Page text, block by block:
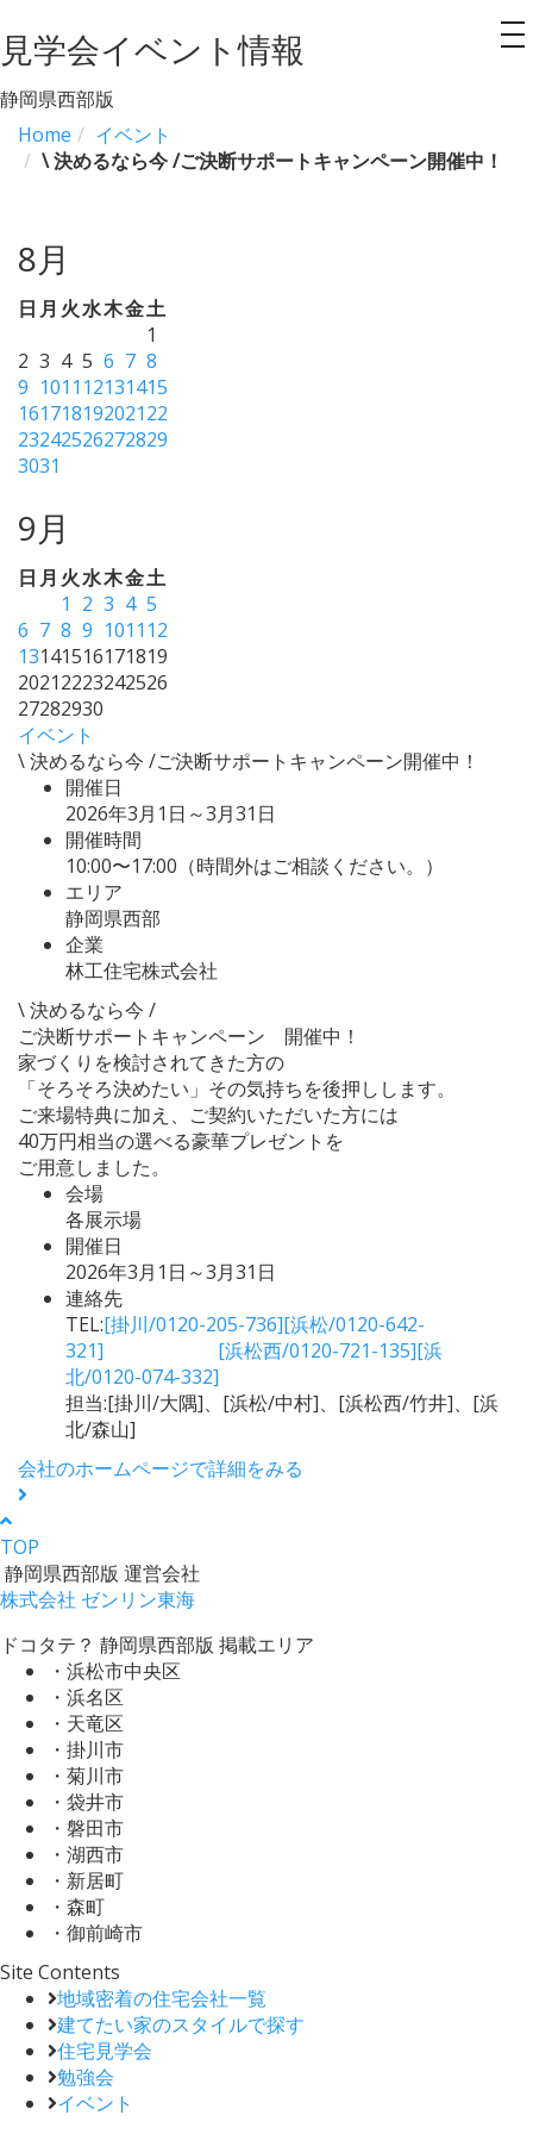
見学会イベント情報
静岡県西部版
Home
イベント
\ 決めるなら今 /ご決断サポートキャンペーン開催中！
8月
日 月 火水木金土
1
2 3 4 5 6 7 8
9 1011 12131415
16171819202122
23242526272829
3031
9月
日 月 火水木金土
1 2 3 4 5
6 7 8 9 1011 12
13141516171819
20212223242526
27282930
イベント
\ 決めるなら今 /ご決断サポートキャンペーン開催中！
開催日
2026年3月1日～3月31日
開催時間
10:00〜17:00（時間外はご相談ください。）
エリア
静岡県西部
企業
林工住宅株式会社
\ 決めるなら今 /
ご決断サポートキャンペーン 開催中！
家づくりを検討されてきた方の
「そろそろ決めたい」その気持ちを後押しします。
ご来場特典に加え、ご契約いただいた方には
40万円相当の選べる豪華プレゼントを
ご用意しました。
会場
各展示場
開催日
2026年3月1日～3月31日
連絡先
TEL:[掛川/0120-205-736][浜松/0120-642-
321] [浜松西/0120-721-135][浜
北/0120-074-332]
担当:[掛川/大隅]、[浜松/中村]、[浜松西/竹井]、[浜
北/森山]
会社のホームページで詳細をみる
TOP
静岡県西部版 運営会社
株式会社 ゼンリン東海
ドコタテ？ 静岡県西部版 掲載エリア
・浜松市中央区
・浜名区
・天竜区
・掛川市
・菊川市
・袋井市
・磐田市
・湖西市
・新居町
・森町
・御前崎市
Site Contents
地域密着の住宅会社一覧
建てたい家のスタイルで探す
住宅見学会
勉強会
イベント